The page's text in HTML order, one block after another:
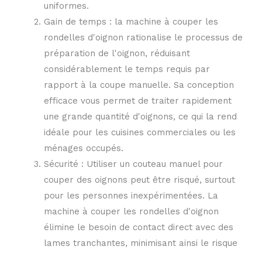
uniformes.
Gain de temps : la machine à couper les
rondelles d'oignon rationalise le processus de
préparation de l'oignon, réduisant
considérablement le temps requis par
rapport à la coupe manuelle. Sa conception
efficace vous permet de traiter rapidement
une grande quantité d'oignons, ce qui la rend
idéale pour les cuisines commerciales ou les
ménages occupés.
Sécurité : Utiliser un couteau manuel pour
couper des oignons peut être risqué, surtout
pour les personnes inexpérimentées. La
machine à couper les rondelles d'oignon
élimine le besoin de contact direct avec des
lames tranchantes, minimisant ainsi le risque